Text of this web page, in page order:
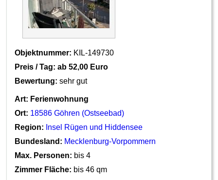
Objektnummer: KIL-149730
Preis / Tag: ab 52,00 Euro
Bewertung: sehr gut
Art: Ferienwohnung
Ort: 18586 Göhren (Ostseebad)
Region: Insel Rügen und Hiddensee
Bundesland: Mecklenburg-Vorpommern
Max. Personen: bis 4
Zimmer Fläche: bis 46 qm